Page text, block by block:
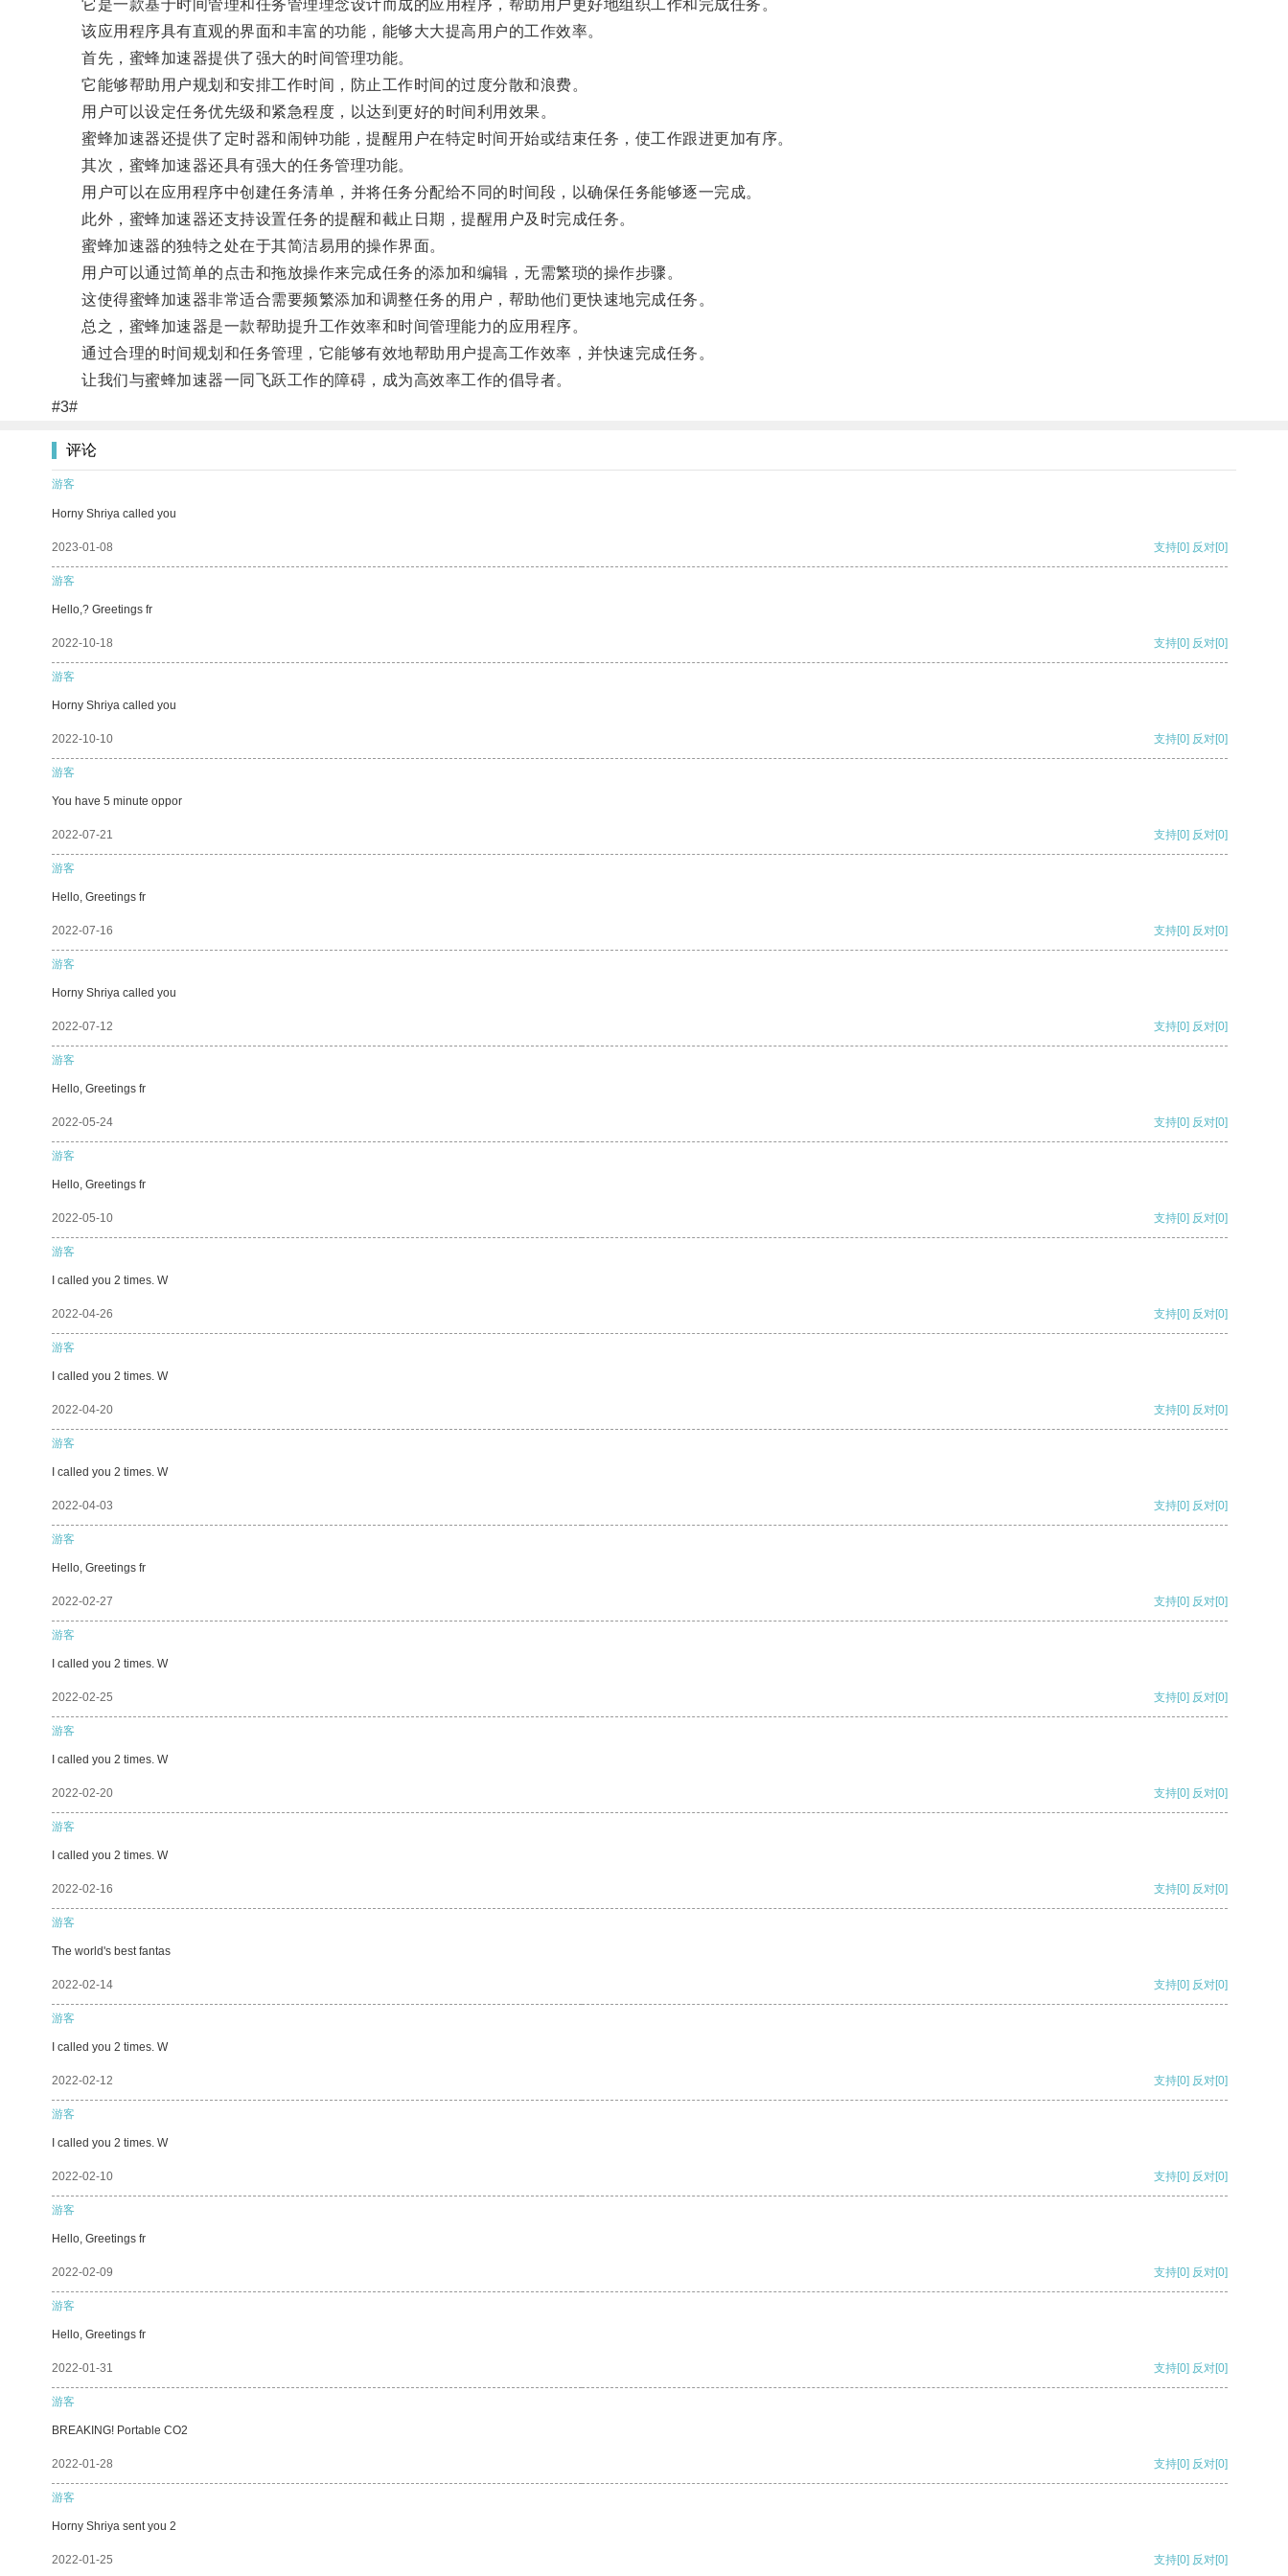
它是一款基于时间管理和任务管理理念设计而成的应用程序，帮助用户更好地组织工作和完成任务。
该应用程序具有直观的界面和丰富的功能，能够大大提高用户的工作效率。
首先，蜜蜂加速器提供了强大的时间管理功能。
它能够帮助用户规划和安排工作时间，防止工作时间的过度分散和浪费。
用户可以设定任务优先级和紧急程度，以达到更好的时间利用效果。
蜜蜂加速器还提供了定时器和闹钟功能，提醒用户在特定时间开始或结束任务，使工作跟进更加有序。
其次，蜜蜂加速器还具有强大的任务管理功能。
用户可以在应用程序中创建任务清单，并将任务分配给不同的时间段，以确保任务能够逐一完成。
此外，蜜蜂加速器还支持设置任务的提醒和截止日期，提醒用户及时完成任务。
蜜蜂加速器的独特之处在于其简洁易用的操作界面。
用户可以通过简单的点击和拖放操作来完成任务的添加和编辑，无需繁琐的操作步骤。
这使得蜜蜂加速器非常适合需要频繁添加和调整任务的用户，帮助他们更快速地完成任务。
总之，蜜蜂加速器是一款帮助提升工作效率和时间管理能力的应用程序。
通过合理的时间规划和任务管理，它能够有效地帮助用户提高工作效率，并快速完成任务。
让我们与蜜蜂加速器一同飞跃工作的障碍，成为高效率工作的倡导者。
#3#
评论
游客
Horny Shriya called you
2023-01-08 支持[0] 反对[0]
游客
Hello,? Greetings fr
2022-10-18 支持[0] 反对[0]
游客
Horny Shriya called you
2022-10-10 支持[0] 反对[0]
游客
You have 5 minute oppor
2022-07-21 支持[0] 反对[0]
游客
Hello, Greetings fr
2022-07-16 支持[0] 反对[0]
游客
Horny Shriya called you
2022-07-12 支持[0] 反对[0]
游客
Hello, Greetings fr
2022-05-24 支持[0] 反对[0]
游客
Hello, Greetings fr
2022-05-10 支持[0] 反对[0]
游客
I called you 2 times. W
2022-04-26 支持[0] 反对[0]
游客
I called you 2 times. W
2022-04-20 支持[0] 反对[0]
游客
I called you 2 times. W
2022-04-03 支持[0] 反对[0]
游客
Hello, Greetings fr
2022-02-27 支持[0] 反对[0]
游客
I called you 2 times. W
2022-02-25 支持[0] 反对[0]
游客
I called you 2 times. W
2022-02-20 支持[0] 反对[0]
游客
I called you 2 times. W
2022-02-16 支持[0] 反对[0]
游客
The world's best fantas
2022-02-14 支持[0] 反对[0]
游客
I called you 2 times. W
2022-02-12 支持[0] 反对[0]
游客
I called you 2 times. W
2022-02-10 支持[0] 反对[0]
游客
Hello, Greetings fr
2022-02-09 支持[0] 反对[0]
游客
Hello, Greetings fr
2022-01-31 支持[0] 反对[0]
游客
BREAKING! Portable CO2
2022-01-28 支持[0] 反对[0]
游客
Horny Shriya sent you 2
2022-01-25 支持[0] 反对[0]